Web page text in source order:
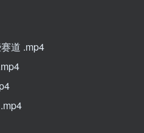
道 .mp4